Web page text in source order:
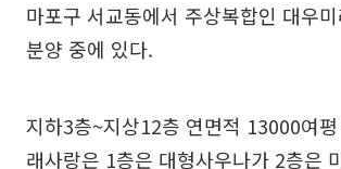
마포구 서교동에서 주상복합인 대우
분양 중에 있다.
지하3층~지상12층 연면적 13000여
래사랑은 1층은 대형사우나가 2층은